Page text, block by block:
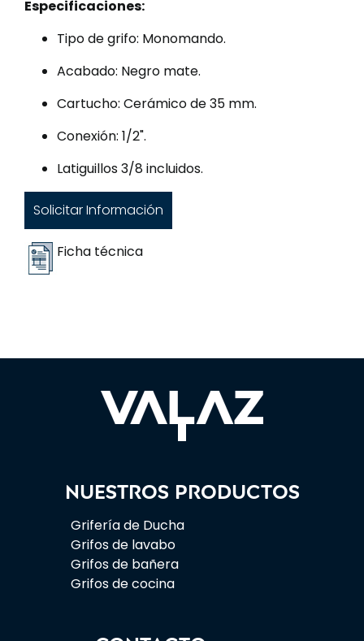
Especificaciones:
Tipo de grifo: Monomando.
Acabado: Negro mate.
Cartucho: Cerámico de 35 mm.
Conexión: 1/2".
Latiguillos 3/8 incluidos.
Solicitar Información
Ficha técnica
Nuestros productos
Grifería de Ducha
Grifos de lavabo
Grifos de bañera
Grifos de cocina